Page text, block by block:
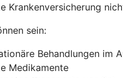
Krankenversicherung
sein:
Behandlungen im
Medikamente